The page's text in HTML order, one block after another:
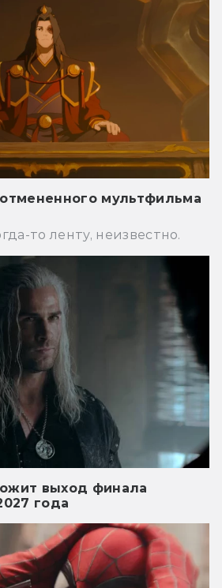
мультфильма
то ленту, неизвестно.
выход финала
года